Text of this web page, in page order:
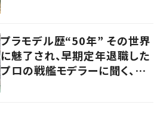
プラモデル歴“50年” その世界
に魅了され、早期定年退職した
プロの戦艦モデラーに聞く、充